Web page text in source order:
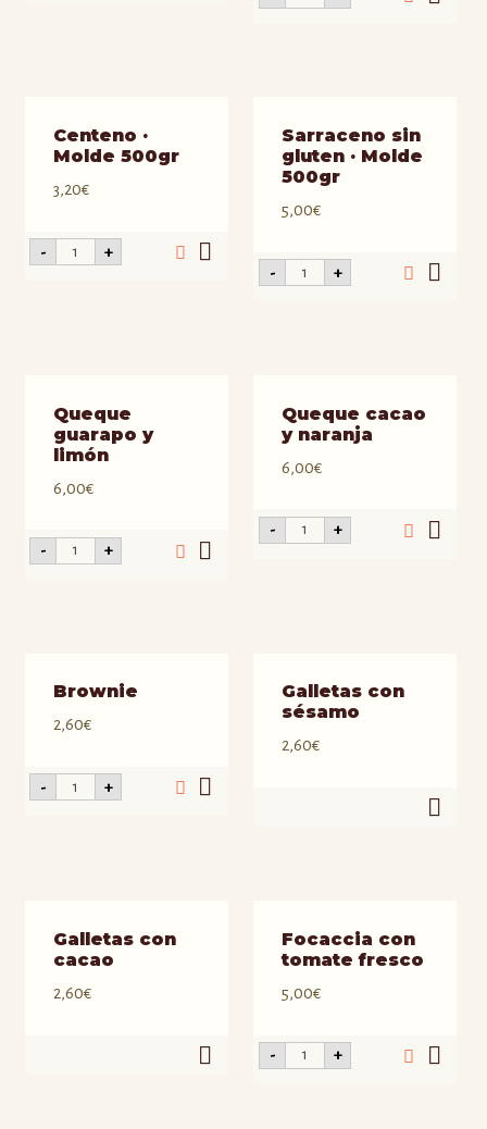
integral
Centeno ·
Molde 500gr
3,20€
-
Centeno
·
+
Sarraceno sin
gluten · Molde
500gr
5,00€
-
Sarraceno
sin
+
Queque
guarapo y
limón
6,00€
-
Queque
guarapo
+
Queque cacao
y naranja
6,00€
-
Queque
cacao
+
Brownie
2,60€
-
Brownie
cantidad
+
Galletas con
sésamo
2,60€
Galletas con
cacao
2,60€
Focaccia con
tomate fresco
5,00€
-
Focaccia
con
+